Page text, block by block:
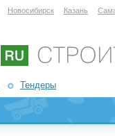
Новосибирск Казань
Тендеры